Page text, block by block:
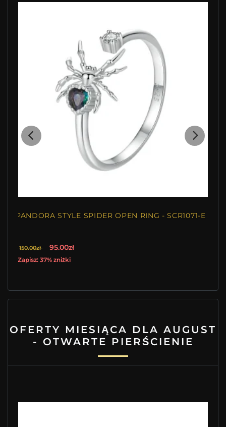
PANDORA STYLE SPIDER OPEN RING - SCR1071-E
150.00zł 95.00zł
Zapisz: 37% zniżki
OFERTY MIESIĄCA DLA AUGUST
- OTWARTE PIERŚCIENIE